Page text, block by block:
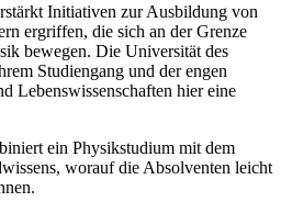
Initiativen zur Ausbildung von
ergriffen, die sich an der Grenze
bewegen. Die Universität des
Studiengang und der engen
Lebenswissenschaften hier eine
ein Physikstudium mit dem
worauf die Absolventen leicht